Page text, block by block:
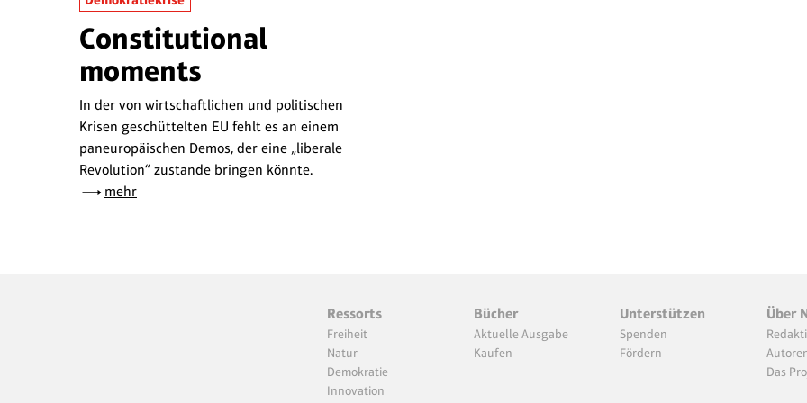
Constitutional
moments
In der von wirtschaftlichen und politischen
Krisen geschüttelten EU fehlt es an einem
paneuropäischen Demos, der eine „liberale
Revolution“ zustande bringen könnte.
mehr
Ressorts
Freiheit
Natur
Demokratie
Innovation
Bücher
Aktuelle Ausgabe
Kaufen
Unterstützen
Spenden
Fördern
Über
Das